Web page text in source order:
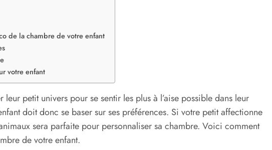
de la chambre de votre enfant
votre enfant
leur petit univers pour se sentir les plus à l’aise possible dans leur
doit donc se baser sur ses préférences. Si votre petit affectionne
sera parfaite pour personnaliser sa chambre. Voici comment
de votre enfant.